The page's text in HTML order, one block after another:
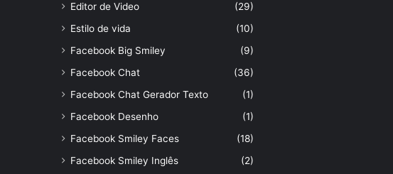
Editor de Video
(29)
Estilo de vida
(10)
Facebook Big Smiley
(9)
Facebook Chat
(36)
Facebook Chat Gerador Texto
(1)
Facebook Desenho
(1)
Facebook Smiley Faces
(18)
Facebook Smiley Inglês
(2)